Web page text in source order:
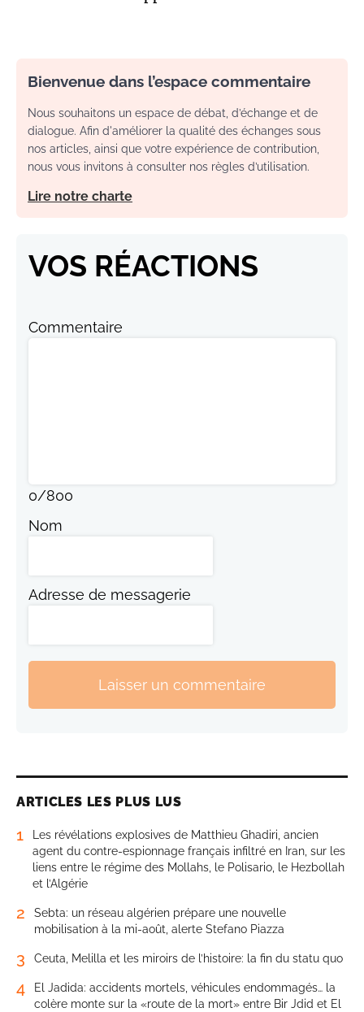
Bienvenue dans l’espace commentaire
Nous souhaitons un espace de débat, d’échange et de
dialogue. Afin d'améliorer la qualité des échanges sous
nos articles, ainsi que votre expérience de contribution,
nous vous invitons à consulter nos règles d’utilisation.
Lire notre charte
VOS RÉACTIONS
Commentaire
0/800
Nom
Adresse de messagerie
Laisser un commentaire
ARTICLES LES PLUS LUS
1
Les révélations explosives de Matthieu Ghadiri, ancien
agent du contre-espionnage français infiltré en Iran, sur les
liens entre le régime des Mollahs, le Polisario, le Hezbollah
et l’Algérie
2
Sebta: un réseau algérien prépare une nouvelle
mobilisation à la mi-août, alerte Stefano Piazza
3 Ceuta, Melilla et les miroirs de l’histoire: la fin du statu quo
4
El Jadida: accidents mortels, véhicules endommagés… la
colère monte sur la «route de la mort» entre Bir Jdid et El